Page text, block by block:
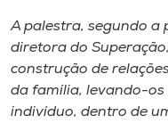
Selecione
o idioma
A palestra, segundo a
diretora do
construção de
da família, levando-os
indivíduo, dentro de